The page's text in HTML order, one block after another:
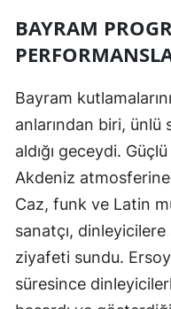
BAYRAM
Bayram
anlarından biri, ünlü
aldığı geceydi.
Akdeniz
Caz, funk ve Latin
sanatçı,
ziyafeti sundu.
süresince